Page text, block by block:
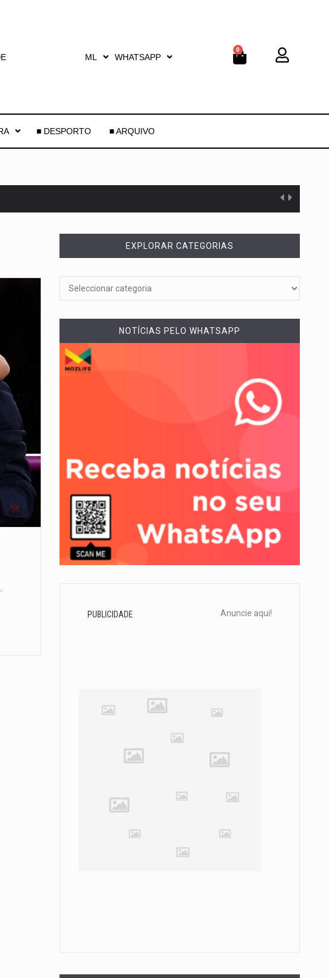
ML WHATSAPP
0
■ DESPORTO ■ ARQUIVO
EXPLORAR CATEGORIAS
NOTÍCIAS PELO WHATSAPP
PUBLICIDADE Anuncie aqui!